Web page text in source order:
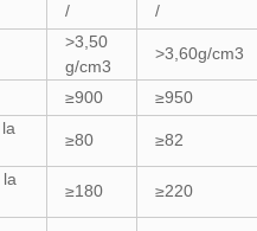
/ /
>3,50
g/cm3
>3,60g/cm3
≥900 ≥950
≥80 ≥82
≥180 ≥220